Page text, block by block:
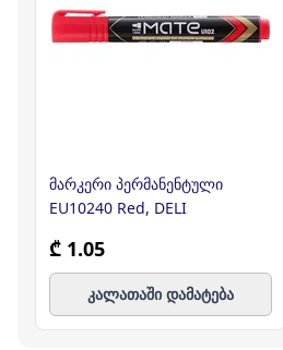
მარკერი პერმანენტული
EU10240 Red, DELI
₾ 1.05
კალათაში დამატება